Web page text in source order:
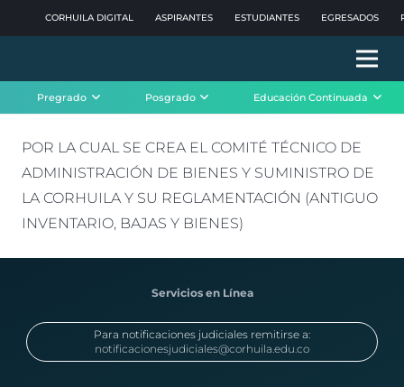
CORHUILA DIGITAL ASPIRANTES ESTUDIANTES EGRESADOS
Pregrado Posgrado Educación Continuada
POR LA CUAL SE CREA EL COMITÉ TÉCNICO DE
ADMINISTRACIÓN DE BIENES Y SUMINISTRO DE
LA CORHUILA Y SU REGLAMENTACIÓN (ANTIGUO
INVENTARIO, BAJAS Y BIENES)
Servicios en Línea
Para notificaciones judiciales remitirse a:
notificacionesjudiciales@corhuila.edu.co